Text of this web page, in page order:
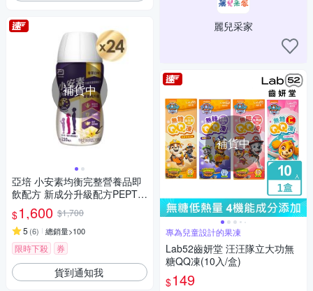
補貨中
亞培 小安素均衡完整營養品即
飲配方 新成分升級配方PEPTI
GRO-香草口味(220mlx24入)
$1,600 $1,700
5 (6) 總銷量>100
限時下殺 券
貨到通知我
麗兒采家
補貨中
專為兒童設計的果凍
Lab52齒妍堂 汪汪隊立大功無
糖QQ凍(10入/盒)
$149